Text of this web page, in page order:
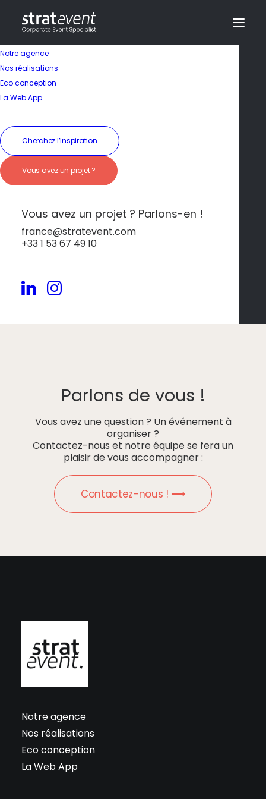
Notre agence
Nos réalisations
Eco conception
La Web App
Cherchez l’inspiration
Vous avez un projet ?
Vous avez un projet ? Parlons-en !
france@stratevent.com
+33 1 53 67 49 10
Embarquez dans
l’univers de
l’aérospatial !
In
autour de l’aérospatial.
Parlons de vous !
Vous avez une question ? Un événement à
organiser ?
Contactez-nous et notre équipe se fera un
plaisir de vous accompagner :
Contactez-nous ! ⟶
Notre agence
Nos réalisations
Eco conception
La Web App